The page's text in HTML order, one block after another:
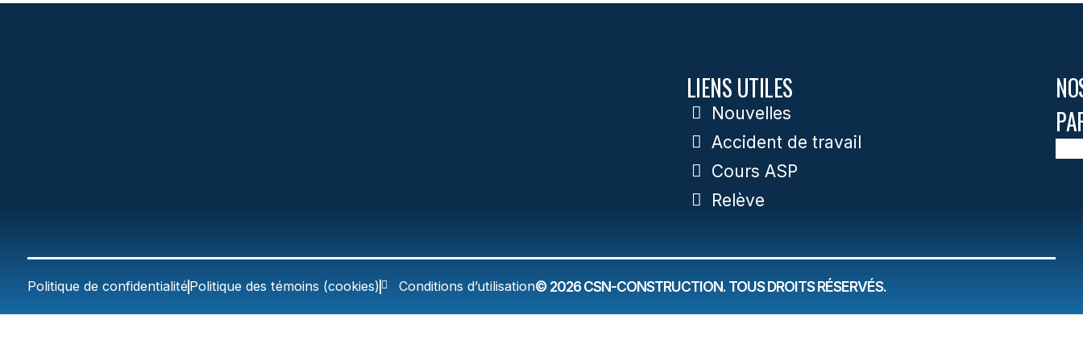
LIENS UTILES
Nouvelles
Accident de travail
Cours ASP
Relève
Politique de confidentialitéPolitique des témoins (cookies) Conditions d’utilisation© 2026 CSN-CONSTRUCTION. TOUS DROITS RÉSERVÉS.